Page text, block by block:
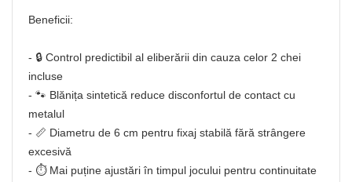
Beneficii:
- 🔒 Control predictibil al eliberării din cauza celor 2 chei
incluse
- 🐾 Blănița sintetică reduce disconfortul de contact cu
metalul
- 📏 Diametru de 6 cm pentru fixaj stabilă fără strângere
excesivă
- ⏱️ Mai puține ajustări în timpul jocului pentru continuitate